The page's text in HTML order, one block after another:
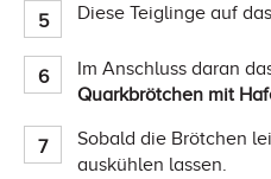
Diese Teiglinge auf
Im Anschluss daran
Quarkbrötchen mit
Sobald die Brötchen
auskühlen lassen.